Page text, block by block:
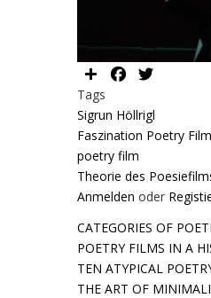
ShareFacebook
Tags
Sigrun Höllrigl
Faszination Poetry Film
poetry film
Theorie des
Anmelden oder
CATEGORIES OF
POETRY FILMS IN A
TEN ATYPICAL
THE ART OF